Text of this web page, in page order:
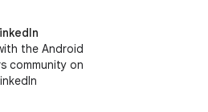
the Android
community on